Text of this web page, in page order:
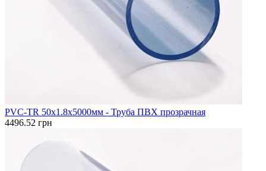
PVC-TR 50x1.8x5000мм - Труба ПВХ прозрачная
4496.52 грн